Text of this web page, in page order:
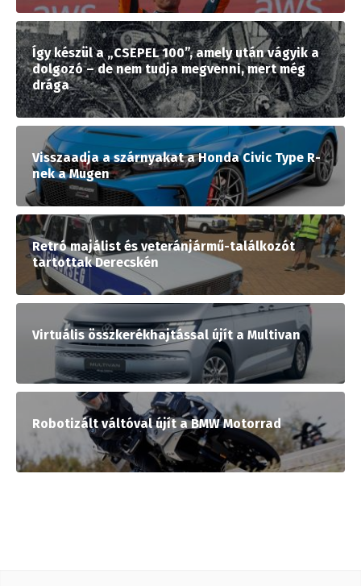
Így készül a „CSEPEL 100”, amely után vágyik a
dolgozó – de nem tudja megvenni, mert még
drága
Visszaadja a szárnyakat a Honda Civic Type R-
nek a Mugen
Retró majálist és veteránjármű-találkozót
tartottak Derecskén
Virtuális összkerékhajtással újít a Multivan
Robotizált váltóval újít a BMW Motorrad